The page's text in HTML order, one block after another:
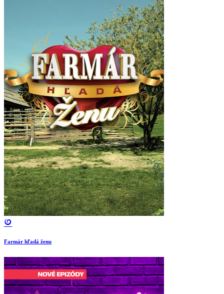
Farmár hľadá ženu